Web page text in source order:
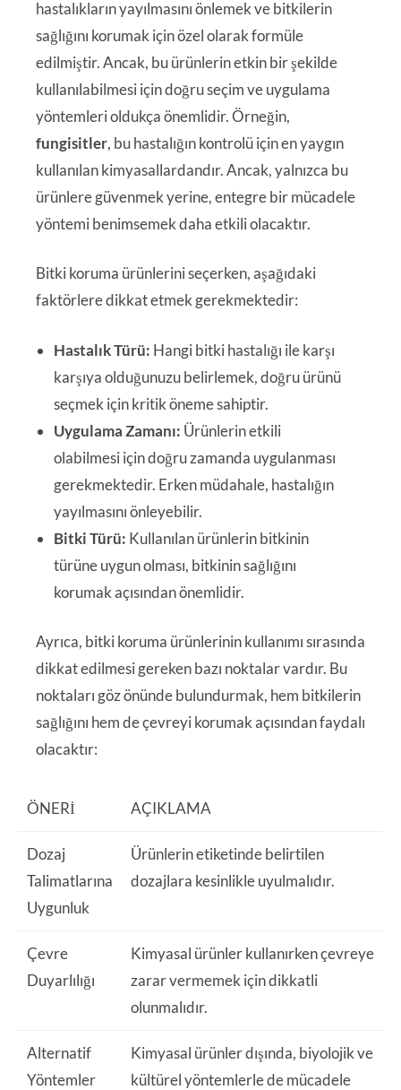
hastalıkların yayılmasını önlemek ve bitkilerin
sağlığını korumak için özel olarak formüle
edilmiştir. Ancak, bu ürünlerin etkin bir şekilde
kullanılabilmesi için doğru seçim ve uygulama
yöntemleri oldukça önemlidir. Örneğin,
fungisitler, bu hastalığın kontrolü için en yaygın
kullanılan kimyasallardandır. Ancak, yalnızca bu
ürünlere güvenmek yerine, entegre bir mücadele
yöntemi benimsemek daha etkili olacaktır.
Bitki koruma ürünlerini seçerken, aşağıdaki
faktörlere dikkat etmek gerekmektedir:
Hastalık Türü: Hangi bitki hastalığı ile karşı
karşıya olduğunuzu belirlemek, doğru ürünü
seçmek için kritik öneme sahiptir.
Uygulama Zamanı: Ürünlerin etkili
olabilmesi için doğru zamanda uygulanması
gerekmektedir. Erken müdahale, hastalığın
yayılmasını önleyebilir.
Bitki Türü: Kullanılan ürünlerin bitkinin
türüne uygun olması, bitkinin sağlığını
korumak açısından önemlidir.
Ayrıca, bitki koruma ürünlerinin kullanımı sırasında
dikkat edilmesi gereken bazı noktalar vardır. Bu
noktaları göz önünde bulundurmak, hem bitkilerin
sağlığını hem de çevreyi korumak açısından faydalı
olacaktır:
ÖNERI AÇIKLAMA
Dozaj
Talimatlarına
Uygunluk
Ürünlerin etiketinde belirtilen
dozajlara kesinlikle uyulmalıdır.
Çevre
Duyarlılığı
Kimyasal ürünler kullanırken çevreye
zarar vermemek için dikkatli
olunmalıdır.
Alternatif
Yöntemler
Kimyasal ürünler dışında, biyolojik ve
kültürel yöntemlerle de mücadele